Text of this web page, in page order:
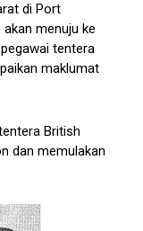
di Port
menuju ke
tentera
maklumat
British
dan memulakan